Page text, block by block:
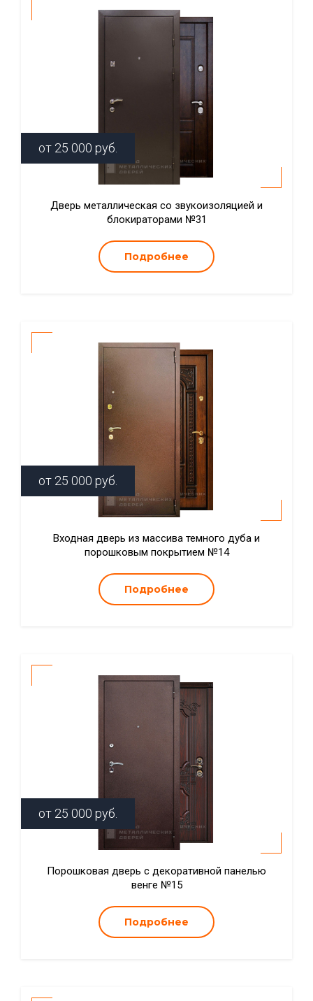
от 25 000 руб.
Дверь металлическая со звукоизоляцией и
блокираторами №31
Подробнее
от 25 000 руб.
Входная дверь из массива темного дуба и
порошковым покрытием №14
Подробнее
от 25 000 руб.
Порошковая дверь с декоративной панелью
венге №15
Подробнее